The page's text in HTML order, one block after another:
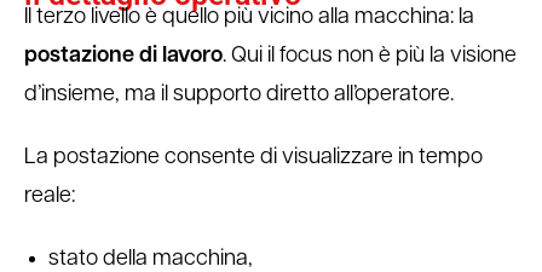
Il terzo livello è quello più vicino alla macchina: la
postazione di lavoro. Qui il focus non è più la visione
d’insieme, ma il supporto diretto all’operatore.
La postazione consente di visualizzare in tempo
reale:
stato della macchina,